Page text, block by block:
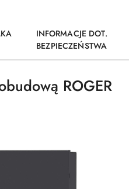
INFORMACJE DOT.
BEZPIECZEŃSTWA
ROGER